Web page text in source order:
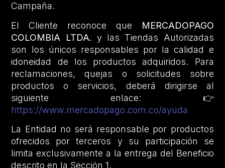
Campaña.
El Cliente reconoce que
MERCADOPAGO
COLOMBIA LTDA. y las Tiendas Autorizadas
son los únicos responsables por la calidad e
idoneidad de los productos adquiridos. Para
reclamaciones, quejas o solicitudes sobre
productos o servicios, deberá dirigirse al
siguiente enlace: 👉
https://www.mercadopago.com.co/ayuda
La Entidad no será responsable por productos
ofrecidos por terceros y su participación se
limita exclusivamente a la entrega del Beneficio
descrito en la Sección 1.